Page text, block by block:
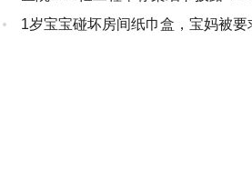
1岁宝宝碰坏房间纸巾盒，宝妈被